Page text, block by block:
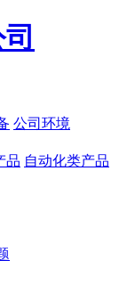
公司环境
品 自动化类产品